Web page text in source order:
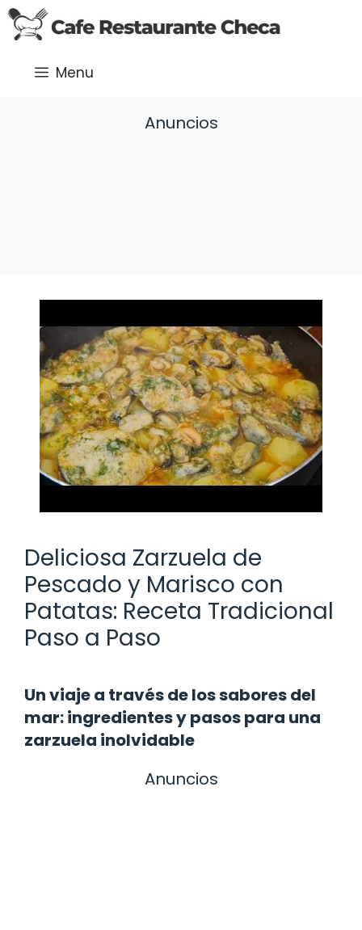
Saltar
al
Menu
Anuncios
Deliciosa Zarzuela de
Pescado y Marisco con
Patatas: Receta Tradicional
Paso a Paso
Un viaje a través de los sabores del
mar: ingredientes y pasos para una
zarzuela inolvidable
Anuncios